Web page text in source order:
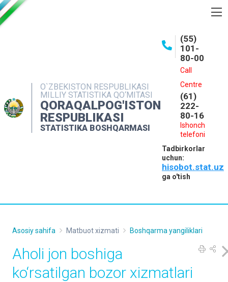
O`ZBEKISTON RESPUBLIKASI
MILLIY STATISTIKA QO‘MITASI
QORAQALPOG'ISTON
RESPUBLIKASI
STATISTIKA BOSHQARMASI
(55)
101-
80-00
Call
Centre
(61)
222-
80-16
Ishonch
telefoni
Tadbirkorlar
uchun:
hisobot.stat.uz
ga o'tish
INTERAKTIV XIZMATLAR
MATBUOT XIZMATI
MUROJAATLAR
Asosiy sahifa Matbuot xizmati Boshqarma yangiliklari
Aholi jon boshiga
ko‘rsatilgan bozor xizmatlari